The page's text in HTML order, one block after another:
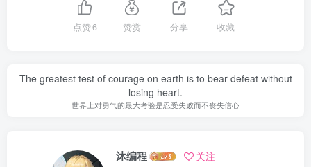
点赞6 赞赏 分享 收藏
The greatest test of courage on earth is to bear defeat without
losing heart.
世界上对勇气的最大考验是忍受失败而不丧失信心
沐编程 关注